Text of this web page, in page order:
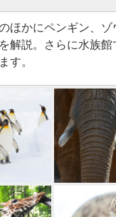
ほかにペンギン、ゾ
解説。さらに水族館
す。